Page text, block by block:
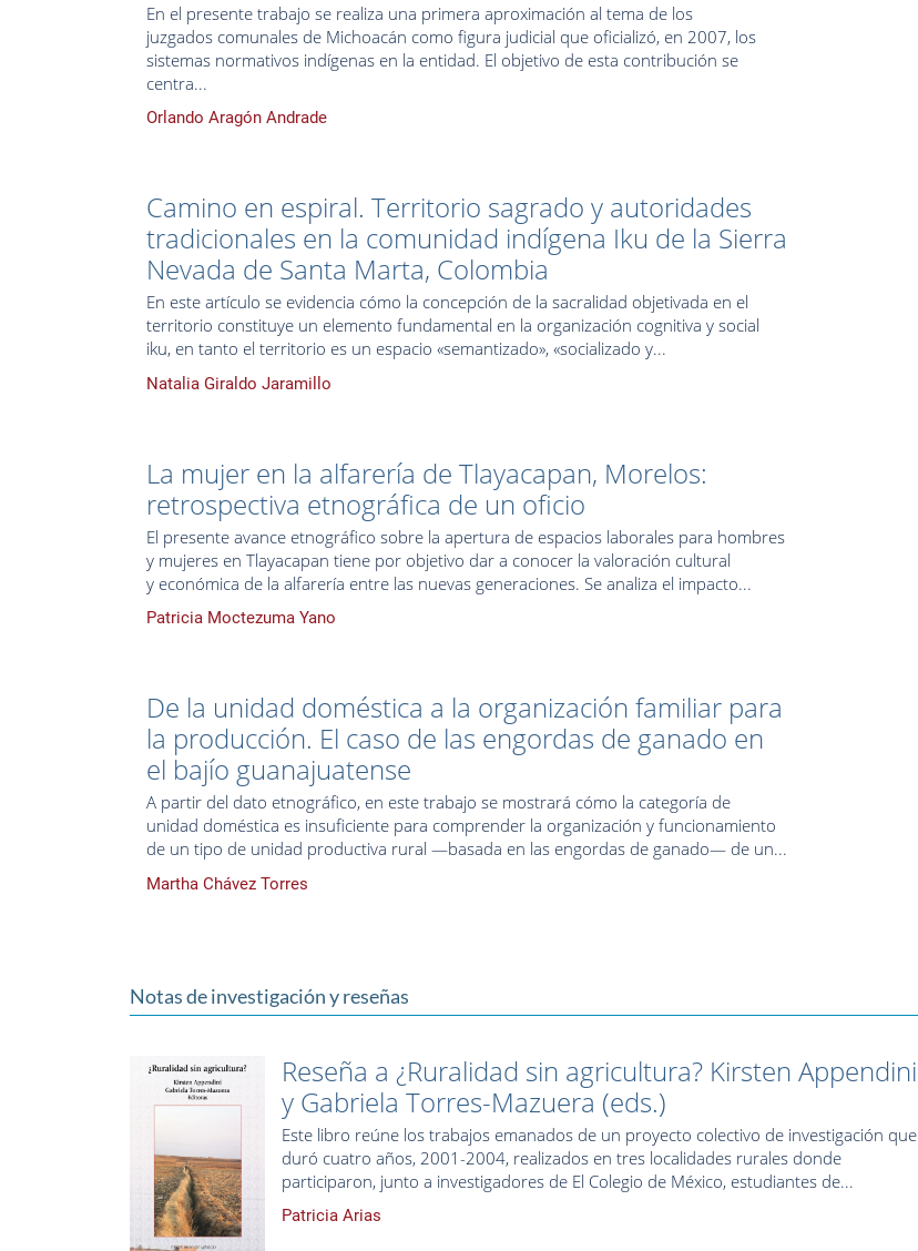
En el presente trabajo se realiza una primera aproximación al tema de los
juzgados comunales de Michoacán como figura judicial que oficializó, en 2007, los
sistemas normativos indígenas en la entidad. El objetivo de esta contribución se
centra...
Orlando Aragón Andrade
Camino en espiral. Territorio sagrado y autoridades
tradicionales en la comunidad indígena Iku de la Sierra
Nevada de Santa Marta, Colombia
En este artículo se evidencia cómo la concepción de la sacralidad objetivada en el
territorio constituye un elemento fundamental en la organización cognitiva y social
iku, en tanto el territorio es un espacio «semantizado», «socializado y...
Natalia Giraldo Jaramillo
La mujer en la alfarería de Tlayacapan, Morelos:
retrospectiva etnográfica de un oficio
El presente avance etnográfico sobre la apertura de espacios laborales para hombres
y mujeres en Tlayacapan tiene por objetivo dar a conocer la valoración cultural
y económica de la alfarería entre las nuevas generaciones. Se analiza el impacto...
Patricia Moctezuma Yano
De la unidad doméstica a la organización familiar para
la producción. El caso de las engordas de ganado en
el bajío guanajuatense
A partir del dato etnográfico, en este trabajo se mostrará cómo la categoría de
unidad doméstica es insuficiente para comprender la organización y funcionamiento
de un tipo de unidad productiva rural —basada en las engordas de ganado— de un...
Martha Chávez Torres
Notas de investigación y reseñas
Reseña a ¿Ruralidad sin agricultura? Kirsten Appendini
y Gabriela Torres-Mazuera (eds.)
Este libro reúne los trabajos emanados de un proyecto colectivo de investigación que
duró cuatro años, 2001-2004, realizados en tres localidades rurales donde
participaron, junto a investigadores de El Colegio de México, estudiantes de...
Patricia Arias